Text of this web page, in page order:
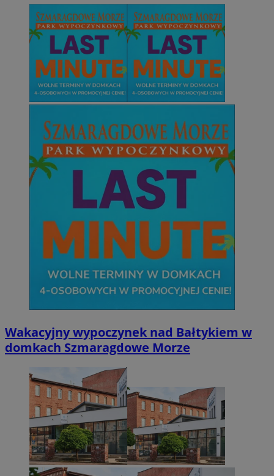
Wakacyjny wypoczynek nad Bałtykiem w
domkach Szmaragdowe Morze